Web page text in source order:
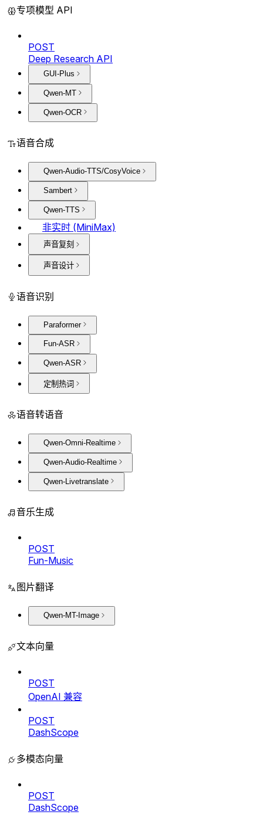
专项模型 API
POST
Deep Research API
GUI-Plus
Qwen-MT
Qwen-OCR
语音合成
Qwen-Audio-TTS/CosyVoice
Sambert
Qwen-TTS
非实时 (MiniMax)
声音复刻
声音设计
语音识别
Paraformer
Fun-ASR
Qwen-ASR
定制热词
语音转语音
Qwen-Omni-Realtime
Qwen-Audio-Realtime
Qwen-Livetranslate
音乐生成
POST
Fun-Music
图片翻译
Qwen-MT-Image
文本向量
POST
OpenAI 兼容
POST
DashScope
多模态向量
POST
DashScope